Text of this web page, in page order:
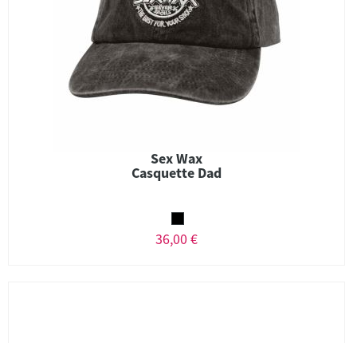
Sex Wax
Casquette Dad
36,00 €